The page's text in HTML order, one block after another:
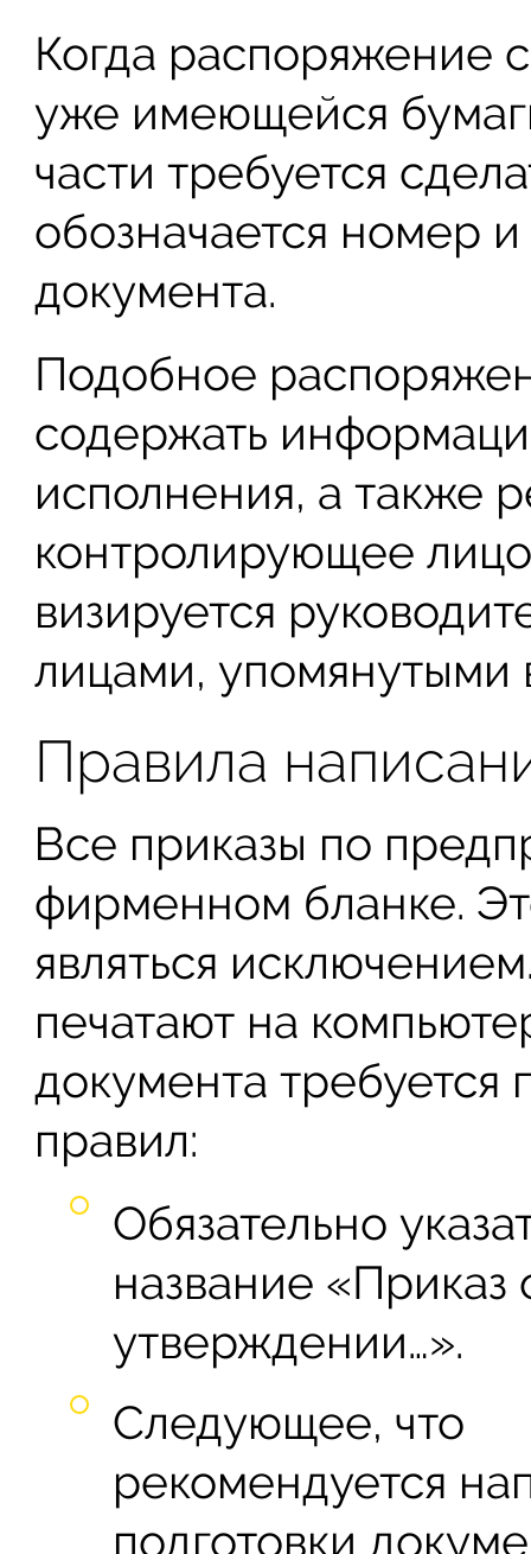
Когда распоряжение
уже имеющейся
части требуется
обозначается номер
документа.
Подобное
содержать
исполнения, а также
контролирующее
визируется
лицами, упомянутыми
Правила
Все приказы по
фирменном бланке.
являться
печатают на
документа требуется
правил:
Обязательно
название «Приказ
утверждении…».
Следующее, что
рекомендуется
подготовки